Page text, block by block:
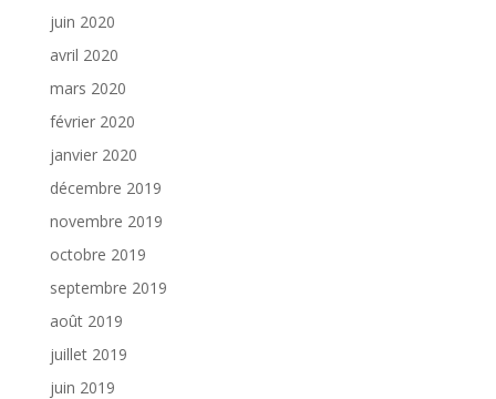
juin 2020
avril 2020
mars 2020
février 2020
janvier 2020
décembre 2019
novembre 2019
octobre 2019
septembre 2019
août 2019
juillet 2019
juin 2019